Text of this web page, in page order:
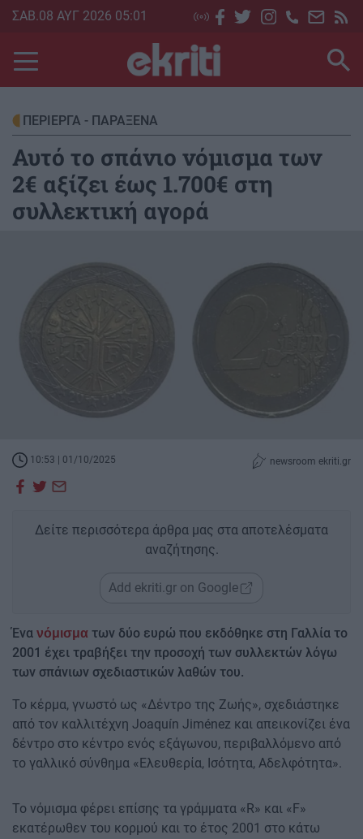
Skip
main
content
ΣΑΒ.08 ΑΥΓ 2026 05:01
ΠΕΡΙΕΡΓΑ - ΠΑΡΑΞΕΝΑ
Αυτό το σπάνιο νόμισμα των
2€ αξίζει έως 1.700€ στη
συλλεκτική αγορά
10:53 | 01/10/2025 newsroom ekriti.gr
Δείτε περισσότερα άρθρα μας στα αποτελέσματα
αναζήτησης.
Add ekriti.gr on Google
Ένα νόμισμα των δύο ευρώ που εκδόθηκε στη Γαλλία το
2001 έχει τραβήξει την προσοχή των συλλεκτών λόγω
των σπάνιων σχεδιαστικών λαθών του.
Το κέρμα, γνωστό ως «Δέντρο της Ζωής», σχεδιάστηκε
από τον καλλιτέχνη Joaquín Jiménez και απεικονίζει ένα
δέντρο στο κέντρο ενός εξάγωνου, περιβαλλόμενο από
το γαλλικό σύνθημα «Ελευθερία, Ισότητα, Αδελφότητα».
Το νόμισμα φέρει επίσης τα γράμματα «R» και «F»
εκατέρωθεν του κορμού και το έτος 2001 στο κάτω